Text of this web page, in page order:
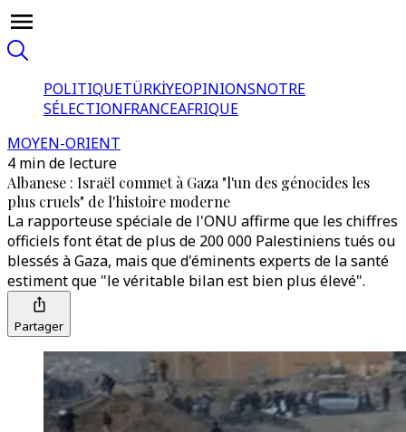
POLITIQUETÜRKİYEOPINIONSNOTRE
SÉLECTIONFRANCEAFRIQUE
MOYEN-ORIENT
4 min de lecture
Albanese : Israël commet à Gaza "l'un des génocides les
plus cruels" de l'histoire moderne
La rapporteuse spéciale de l'ONU affirme que les chiffres
officiels font état de plus de 200 000 Palestiniens tués ou
blessés à Gaza, mais que d'éminents experts de la santé
estiment que "le véritable bilan est bien plus élevé".
Partager